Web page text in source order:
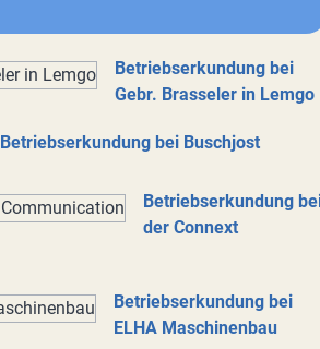
Betriebserkundung bei
Gebr. Brasseler in Lemgo
Betriebserkundung bei Buschjost
Betriebserkundung
der Connext
Betriebserkundung bei
ELHA Maschinenbau